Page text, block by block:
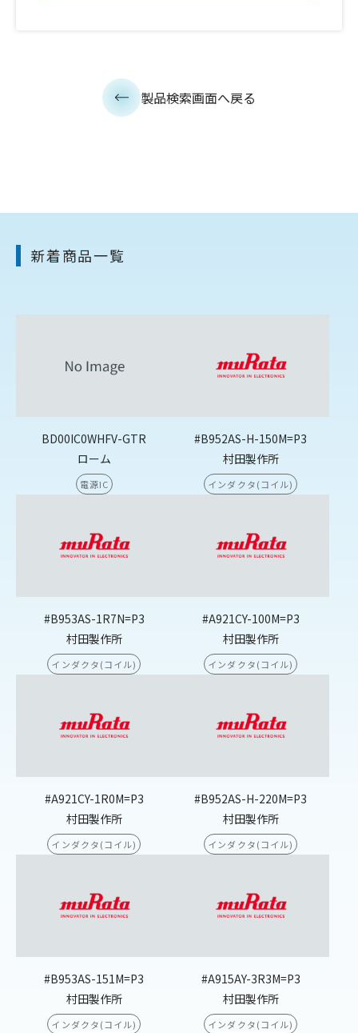
製品検索画面へ戻る
新着商品一覧
BD00IC0WHFV-GTR
ローム
電源IC
#B952AS-H-150M=P3
村田製作所
インダクタ(コイル)
#B953AS-1R7N=P3
村田製作所
インダクタ(コイル)
#A921CY-100M=P3
村田製作所
インダクタ(コイル)
#A921CY-1R0M=P3
村田製作所
インダクタ(コイル)
#B952AS-H-220M=P3
村田製作所
インダクタ(コイル)
#B953AS-151M=P3
村田製作所
インダクタ(コイル)
#A915AY-3R3M=P3
村田製作所
インダクタ(コイル)